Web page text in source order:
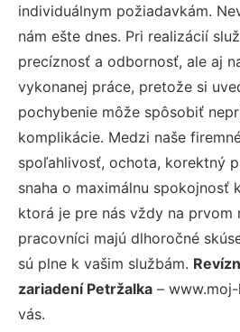
individuálnym požiadavkám.
nám ešte dnes. Pri realizácií
precíznosť a odbornosť, ale aj
vykonanej práce, pretože si
pochybenie môže spôsobiť
komplikácie. Medzi naše
spoľahlivosť, ochota, korektný
snaha o maximálnu spokojnosť
ktorá je pre nás vždy na prvom
pracovníci majú dlhoročné
sú plne k vašim službám.
zariadení Petržalka –
vás.